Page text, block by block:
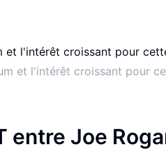
et l'intérêt croissant pour
entre Joe